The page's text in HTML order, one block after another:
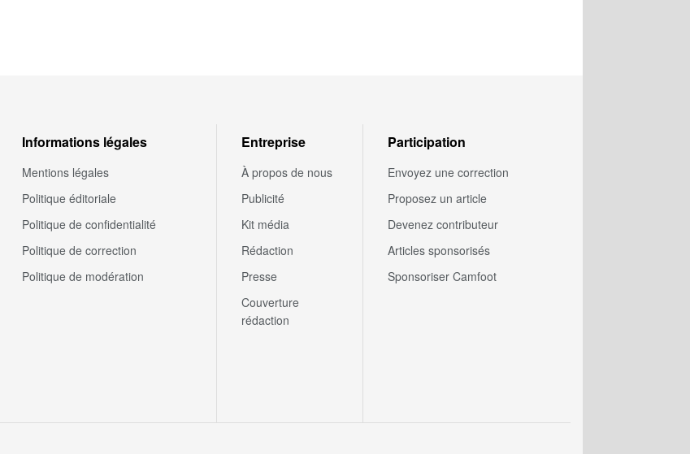
Informations légales
Mentions légales
Politique éditoriale
Politique de confidentialité
Politique de correction
Politique de modération
Entreprise
À propos de nous
Publicité
Kit média
Rédaction
Presse
Couverture
rédaction
Participation
Envoyez une correction
Proposez un article
Devenez contributeur
Articles sponsorisés
Sponsoriser Camfoot